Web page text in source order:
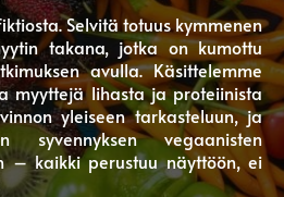
Selvitä totuus kymmenen
takana, jotka on kumottu
avulla. Käsittelemme
myyttejä lihasta ja proteiinista
yleiseen tarkasteluun, ja
syvennyksen vegaanisten
– kaikki perustuu näyttöön, ei